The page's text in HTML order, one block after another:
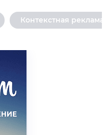
Контекстная реклама